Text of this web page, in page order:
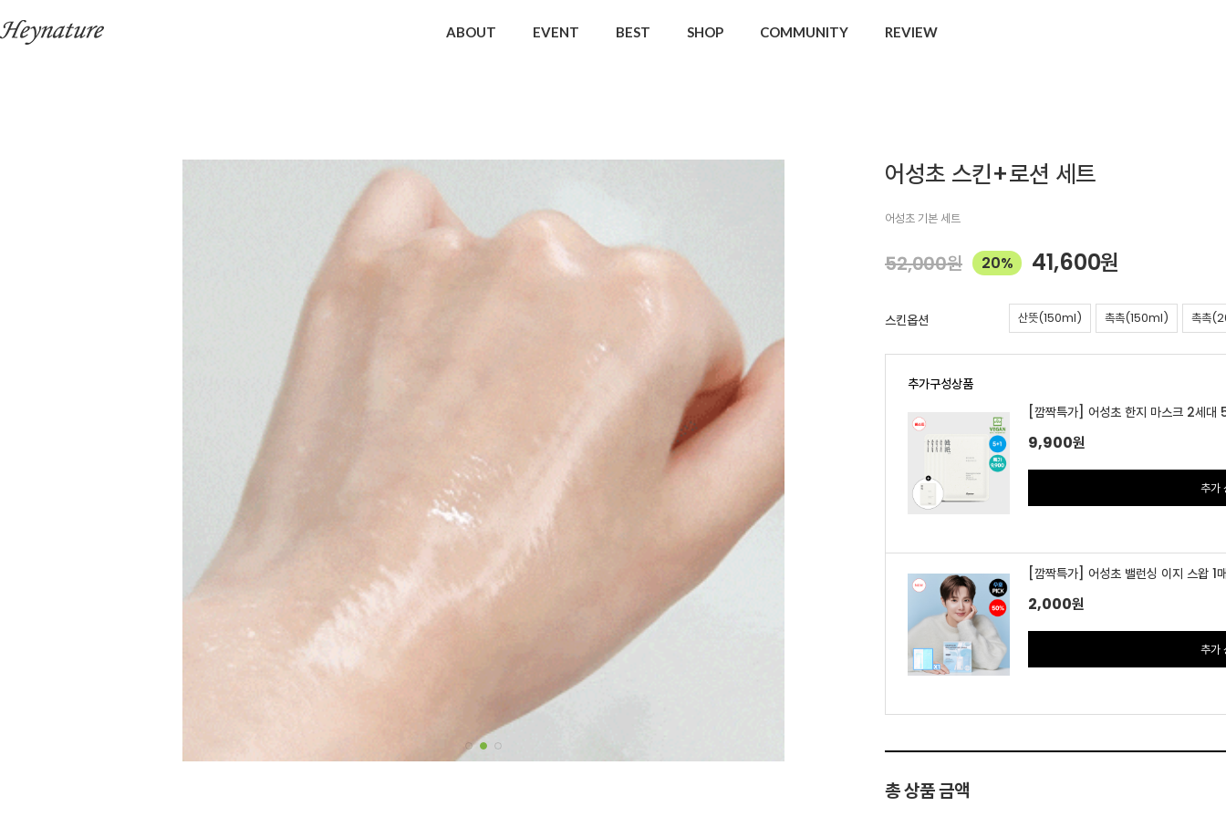
ABOUT EVENT BEST SHOP COMMUNITY REVIEW
어성초 스킨+로션 세트
어성초 기본 세트
52,000원 20% 41,600원
스킨옵션 산뜻(150ml) 촉촉(150ml) 촉촉
추가구성상품
[깜짝특가] 어성초 한지 마스크 2세대
9,900원
추가
[깜짝특가] 어성초 밸런싱 이지 스왑 1
2,000원
추가
총 상품 금액